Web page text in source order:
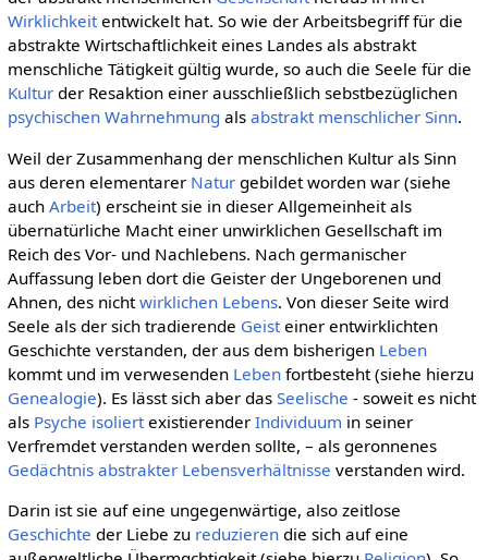
Wirklichkeitentwickelt hat. So wie der Arbeitsbegriff für die
abstrakte Wirtschaftlichkeit eines Landes als abstrakt
menschliche Tätigkeit gültig wurde, so auch die Seele für die
Kulturder Resaktion einer ausschließlich sebstbezüglichen
psychischen Wahrnehmung als abstrakt menschlicher Sinn.
Weil der Zusammenhang der menschlichen Kultur als Sinn
aus deren elementarer Naturgebildet worden war (siehe
auch Arbeit) erscheint sie in dieser Allgemeinheit als
übernatürliche Macht einer unwirklichen Gesellschaft im
Reich des Vor- und Nachlebens. Nach germanischer
Auffassung leben dort die Geister der Ungeborenen und
Ahnen, des nichtwirklichen Lebens. Von dieser Seite wird
Seele als der sich tradierende Geisteiner entwirklichten
Geschichte verstanden, der aus dem bisherigen Leben
kommt und im verwesenden Lebenfortbesteht (siehe hierzu
Genealogie). Es lässt sich aber das Seelische - soweit es nicht
als Psyche isoliertexistierender Individuum in seiner
Verfremdet verstanden werden sollte, – als geronnenes
Gedächtnis abstrakter Lebensverhältnisse verstanden wird.
Darin ist sie auf eine ungegenwärtige, also zeitlose
Geschichte der Liebe zu reduzierendie sich auf eine